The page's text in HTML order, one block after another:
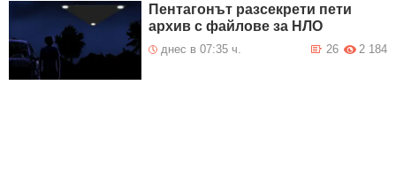
Пентагонът разсекрети пети
архив с файлове за НЛО
днес в 07:35 ч. 2 184
26